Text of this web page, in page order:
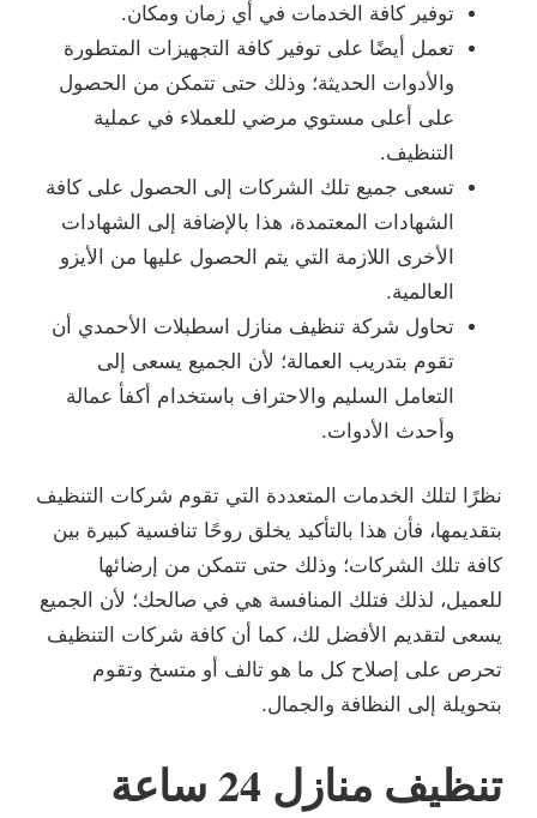
توفير كافة الخدمات في أي زمان ومكان.
تعمل أيضًا على توفير كافة التجهيزات المتطورة
والأدوات الحديثة؛ وذلك حتى تتمكن من الحصول
على أعلى مستوي مرضي للعملاء في عملية
التنظيف.
تسعى جميع تلك الشركات إلى الحصول على كافة
الشهادات المعتمدة، هذا بالإضافة إلى الشهادات
الأخرى اللازمة التي يتم الحصول عليها من الأيزو
العالمية.
تحاول شركة تنظيف منازل اسطبلات الأحمدي أن
تقوم بتدريب العمالة؛ لأن الجميع يسعى إلى
التعامل السليم والاحتراف باستخدام أكفأ عمالة
وأحدث الأدوات.
نظرًا لتلك الخدمات المتعددة التي تقوم شركات التنظيف
بتقديمها، فأن هذا بالتأكيد يخلق روحًا تنافسية كبيرة بين
كافة تلك الشركات؛ وذلك حتى تتمكن من إرضائها
للعميل، لذلك فتلك المنافسة هي في صالحك؛ لأن الجميع
يسعى لتقديم الأفضل لك، كما أن كافة شركات التنظيف
تحرص على إصلاح كل ما هو تالف أو متسخ وتقوم
بتحويلة إلى النظافة والجمال.
تنظيف منازل 24 ساعة